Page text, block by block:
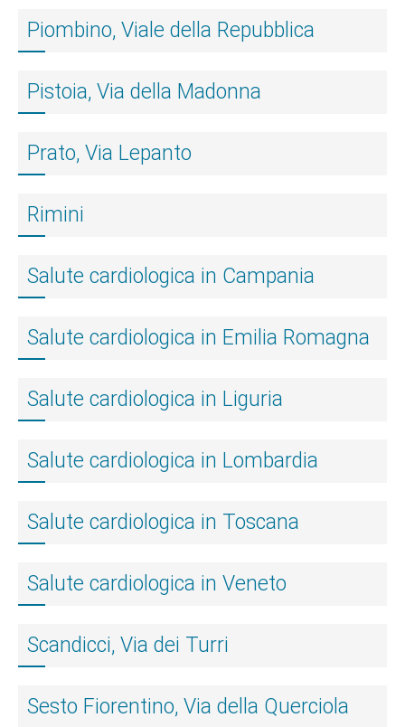
Piombino, Viale della Repubblica
Pistoia, Via della Madonna
Prato, Via Lepanto
Rimini
Salute cardiologica in Campania
Salute cardiologica in Emilia Romagna
Salute cardiologica in Liguria
Salute cardiologica in Lombardia
Salute cardiologica in Toscana
Salute cardiologica in Veneto
Scandicci, Via dei Turri
Sesto Fiorentino, Via della Querciola